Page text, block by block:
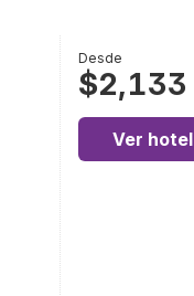
Desde
$2,133
Ver hotel